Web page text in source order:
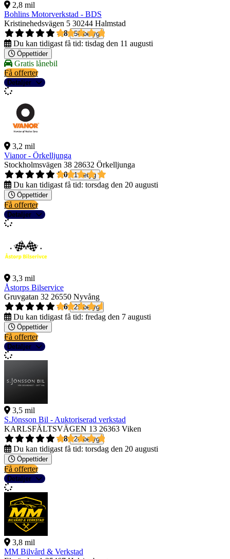
2,8 mil
Bohlins Motorverkstad - BDS
Kristinehedsvägen 5 30244 Halmstad
4,8
56 betyg
Du kan tidigast få tid: tisdag den 11 augusti
Öppettider
Gratis lånebil
Få offerter
Detaljer
3,2 mil
Vianor - Örkelljunga
Stockholmsvägen 38 28632 Örkelljunga
5,0
1 betyg
Du kan tidigast få tid: torsdag den 20 augusti
Öppettider
Få offerter
Detaljer
3,3 mil
Åstorps Bilservice
Gruvgatan 32 26550 Nyvång
4,6
29 betyg
Du kan tidigast få tid: fredag den 7 augusti
Öppettider
Få offerter
Detaljer
3,5 mil
S.Jönsson Bil - Auktoriserad verkstad
KARLSFÄLTSVÄGEN 13 26363 Viken
4,8
24 betyg
Du kan tidigast få tid: torsdag den 20 augusti
Öppettider
Få offerter
Detaljer
3,8 mil
MM Bilvård & Verkstad